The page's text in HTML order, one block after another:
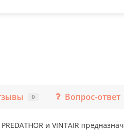
0 Вопрос-ответ
PREDATHOR и VINTAIR